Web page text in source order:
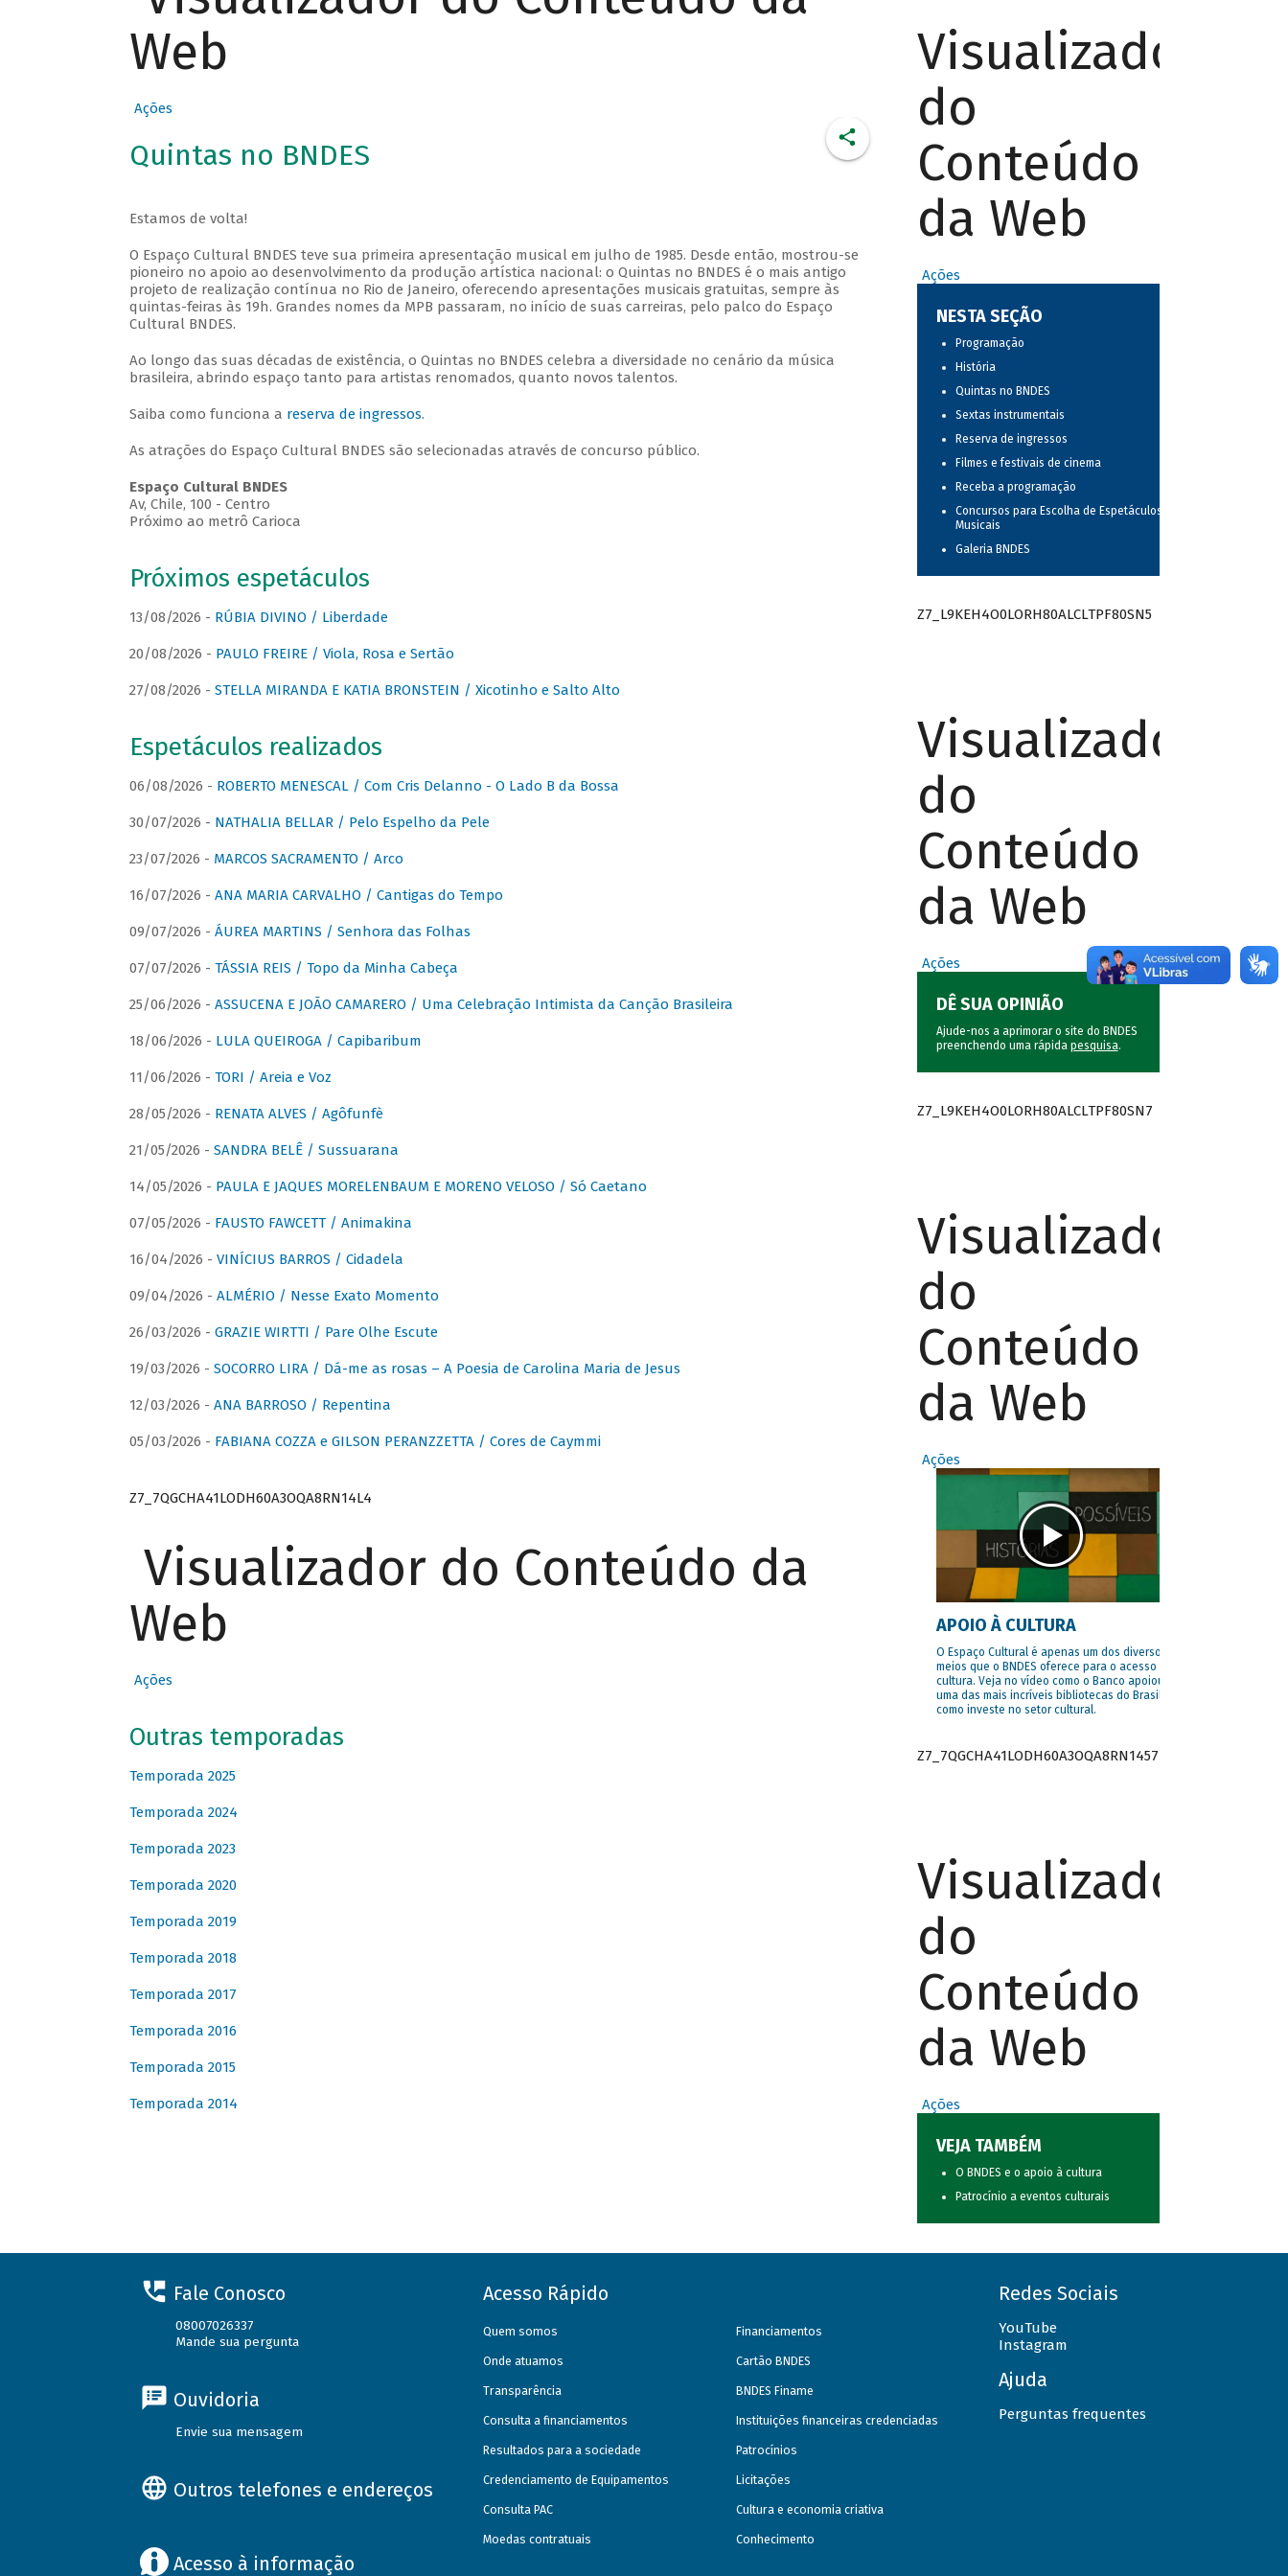
Web
Ações
Quintas no BNDES
Estamos de volta!
O Espaço Cultural BNDES teve sua primeira apresentação musical em julho de 1985. Desde então, mostrou-se
pioneiro no apoio ao desenvolvimento da produção artística nacional: o Quintas no BNDES é o mais antigo
projeto de realização contínua no Rio de Janeiro, oferecendo apresentações musicais gratuitas, sempre às
quintas-feiras às 19h. Grandes nomes da MPB passaram, no início de suas carreiras, pelo palco do Espaço
Cultural BNDES.
Ao longo das suas décadas de existência, o Quintas no BNDES celebra a diversidade no cenário da música
brasileira, abrindo espaço tanto para artistas renomados, quanto novos talentos.
Saiba como funciona a reserva de ingressos.
As atrações do Espaço Cultural BNDES são selecionadas através de concurso público.
Espaço Cultural BNDES
Av, Chile, 100 - Centro
Próximo ao metrô Carioca
Próximos espetáculos
13/08/2026 - RÚBIA DIVINO / Liberdade
20/08/2026 - PAULO FREIRE / Viola, Rosa e Sertão
27/08/2026 - STELLA MIRANDA E KATIA BRONSTEIN / Xicotinho e Salto Alto
Espetáculos realizados
06/08/2026 - ROBERTO MENESCAL / Com Cris Delanno - O Lado B da Bossa
30/07/2026 - NATHALIA BELLAR / Pelo Espelho da Pele
23/07/2026 - MARCOS SACRAMENTO / Arco
16/07/2026 - ANA MARIA CARVALHO / Cantigas do Tempo
09/07/2026 - ÁUREA MARTINS / Senhora das Folhas
07/07/2026 - TÁSSIA REIS / Topo da Minha Cabeça
25/06/2026 - ASSUCENA E JOÃO CAMARERO / Uma Celebração Intimista da Canção Brasileira
18/06/2026 - LULA QUEIROGA / Capibaribum
11/06/2026 - TORI / Areia e Voz
28/05/2026 - RENATA ALVES / Agôfunfè
21/05/2026 - SANDRA BELÊ / Sussuarana
14/05/2026 - PAULA E JAQUES MORELENBAUM E MORENO VELOSO / Só Caetano
07/05/2026 - FAUSTO FAWCETT / Animakina
16/04/2026 - VINÍCIUS BARROS / Cidadela
09/04/2026 - ALMÉRIO / Nesse Exato Momento
26/03/2026 - GRAZIE WIRTTI / Pare Olhe Escute
19/03/2026 - SOCORRO LIRA / Dá-me as rosas – A Poesia de Carolina Maria de Jesus
12/03/2026 - ANA BARROSO / Repentina
05/03/2026 - FABIANA COZZA e GILSON PERANZZETTA / Cores de Caymmi
Z7_7QGCHA41LODH60A3OQA8RN14L4
Visualizador do Conteúdo da
Web
Ações
Outras temporadas
Temporada 2025
Temporada 2024
Temporada 2023
Temporada 2020
Temporada 2019
Temporada 2018
Temporada 2017
Temporada 2016
Temporada 2015
Temporada 2014
Visualizador
do
Conteúdo
da Web
Ações
NESTA SEÇÃO
Programação
História
Quintas no BNDES
Sextas instrumentais
Reserva de ingressos
Filmes e festivais de cinema
Receba a programação
Concursos para Escolha de Espetáculos
Musicais
Galeria BNDES
Z7_L9KEH4O0LORH80ALCLTPF80SN5
Visualizador
do
Conteúdo
da Web
Ações
DÊ SUA OPINIÃO
Ajude-nos a aprimorar o site do BNDES
preenchendo uma rápida pesquisa.
Z7_L9KEH4O0LORH80ALCLTPF80SN7
Visualizador
do
Conteúdo
da Web
Ações
APOIO À CULTURA
O Espaço Cultural é apenas um dos diversos
meios que o BNDES oferece para o acesso à
cultura. Veja no vídeo como o Banco apoiou
uma das mais incríveis bibliotecas do Brasil e
como investe no setor cultural.
Z7_7QGCHA41LODH60A3OQA8RN1457
Visualizador
do
Conteúdo
da Web
Ações
VEJA TAMBÉM
O BNDES e o apoio à cultura
Patrocínio a eventos culturais
Fale Conosco
08007026337
Mande sua pergunta
Ouvidoria
Envie sua mensagem
Outros telefones e endereços
Acesso à informação
Acesso Rápido
Quem somos
Onde atuamos
Transparência
Consulta a financiamentos
Resultados para a sociedade
Credenciamento de Equipamentos
Consulta PAC
Moedas contratuais
Financiamentos
Cartão BNDES
BNDES Finame
Instituições financeiras credenciadas
Patrocínios
Licitações
Cultura e economia criativa
Conhecimento
Redes Sociais
YouTube
Instagram
Ajuda
Perguntas frequentes